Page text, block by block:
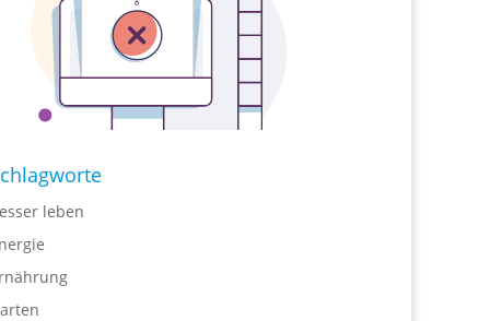
leben